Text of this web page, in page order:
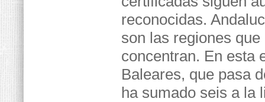
reconocidas.
son las regiones
concentran. En esta
Baleares, que pasa
ha sumado seis a la